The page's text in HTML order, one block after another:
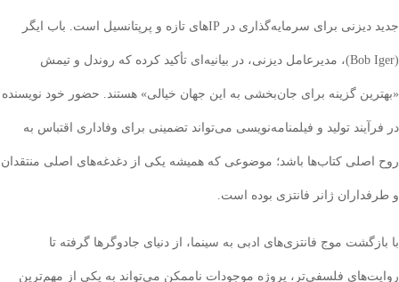
جدید دیزنی برای سرمایه‌گذاری در IP‌های تازه و پرپتانسیل است. باب ایگر
(Bob Iger)، مدیرعامل دیزنی، در بیانیه‌ای تأکید کرده که روندل و تیمش
گزینه برای جان‌بخشی به این جهان خیالی» هستند. حضور خود نویسنده
تولید و فیلمنامه‌نویسی می‌تواند تضمینی برای وفاداری اقتباس به
کتاب‌ها باشد؛ موضوعی که همیشه یکی از دغدغه‌های اصلی منتقدان
ژانر فانتزی بوده است.
موج فانتزی‌های ادبی به سینما، از دنیای جادوگرها گرفته تا
فلسفی‌تر، پروژه موجودات ناممکن می‌تواند به یکی از مهم‌ترین